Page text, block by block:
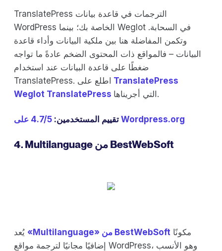
TranslatePress الترجمات في قاعدة بيانات
WordPress الخاصة بك؛ بينما Weglot في السحابة.
وتكمن المفاضلة هنا بين ملكية البيانات وأداء قاعدة
البيانات – فالمواقع ذات المحتوى الضخم عادةً ما تواجه
ضغطًا على قاعدة البيانات عند استخدام
TranslatePress. اطلع على TranslatePress
Weglot TranslatePress
التي أجريناها.
تقييم المستخدمين: 4.7/5 على Wordpress.org
4. Multilanguage من BestWebSoft
«Multilanguage» من BestWebSoft
إضافيًا مجانيًا لترجمة مواقع WordPress، وهو الأنسب